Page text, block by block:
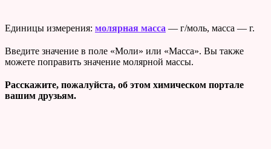
Единицы измерения: молярная масса — г/моль, масса — г.
Введите значение в поле «Моли» или «Масса». Вы также
можете поправить значение молярной массы.
Расскажите, пожалуйста, об этом химическом портале
вашим друзьям.